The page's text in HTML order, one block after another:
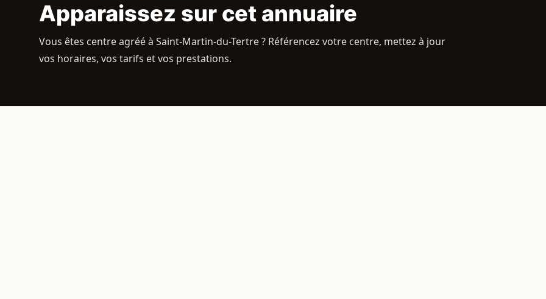
Apparaissez sur cet annuaire
Vous êtes centre agréé à Saint-Martin-du-Tertre ? Référencez votre centre, mettez à jour
vos horaires, vos tarifs et vos prestations.